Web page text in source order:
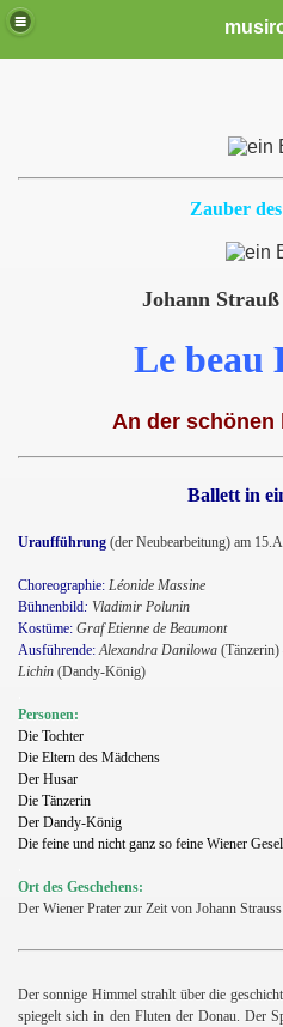
Zauber
Johann Strauß
Le beau
An der schönen
Ballett in
Uraufführung (der Neubearbeitung) am
Choreographie: Léonide Massine
Bühnenbild: Vladimir Polunin
Kostüme: Graf Etienne de Beaumont
Ausführende: Alexandra Danilowa (Tänzerin)
Lichin (Dandy-König)
Personen:
Die Tochter
Die Eltern des Mädchens
Der Husar
Die Tänzerin
Der Dandy-König
Die feine und nicht ganz so feine Wiener
Ort des Geschehens:
Der Wiener Prater zur Zeit von Johann Strauss
Der sonnige Himmel strahlt über die
spiegelt sich in den Fluten der Donau. Der